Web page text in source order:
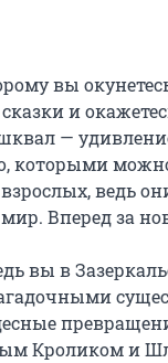
вы
и
—
которыми
ведь
Вперед за
вы в
Кроликом и